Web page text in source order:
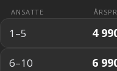
ANSATTE
1–5 4
6–10 6